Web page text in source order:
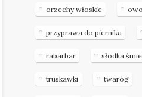
orzechy włoskie
przyprawa do piernika
rabarbar słodka
truskawki twaróg